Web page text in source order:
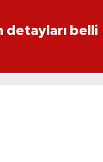
detayları belli